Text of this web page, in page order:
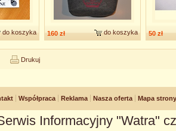
do koszyka 160 zł do koszyka 50 zł
Drukuj
Współpraca Reklama Nasza oferta Mapa strony
Informacyjny "Watra"